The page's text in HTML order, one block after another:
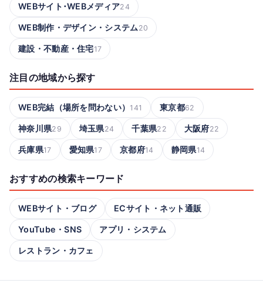
WEBサイト･WEBメディア24
WEB制作・デザイン・システム 20
建設・不動産・住宅17
注目の地域から探す
WEB完結（場所を問わない） 141 東京都62
神奈川県29 埼玉県24 千葉県22 大阪府22
兵庫県17 愛知県17 京都府14 静岡県14
おすすめの検索キーワード
WEBサイト・ブログ ECサイト・ネット通販
YouTube・SNS アプリ・システム
レストラン・カフェ